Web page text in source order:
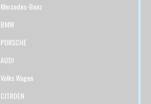
Mercedes-Benz
BMW
PORSCHE
AUDI
Volks Wagen
CITROEN